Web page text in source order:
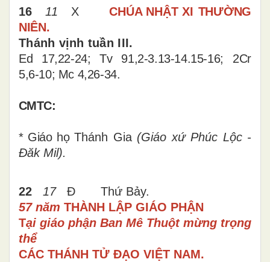
16 11 XCHÚA NHẬTXI THƯỜNG
NIÊN.
Thánh vịnh tuần III.
Ed 17,22-24; Tv 91,2-3.13-14.15-16;
2Cr
5,6-10; Mc 4,26-34.
CMTC:
* Giáo họThánh Gia (Giáo xứ Phúc Lộc -
Đăk Mil).
22 17Đ Thứ Bảy.
57 năm THÀNH LẬP GIÁO PHẬN
Tại giáo phận Ban Mê Thuột mừng trọng
thể
CÁC THÁNH TỬ ĐẠO VIỆT NAM.